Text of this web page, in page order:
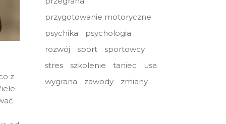
z
przygotowanie motoryczne
psychika
psychologia
rozwój
sport
sportowcy
stres
szkolenie taniec
usa
wygrana
zawody zmiany